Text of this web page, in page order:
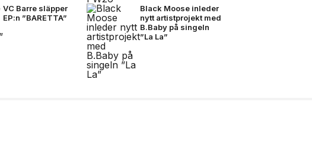
VC Barre släpper
EP:n ”BARETTA”
Black Moose inleder
nytt artistprojekt med
B.Baby på singeln
”La La”